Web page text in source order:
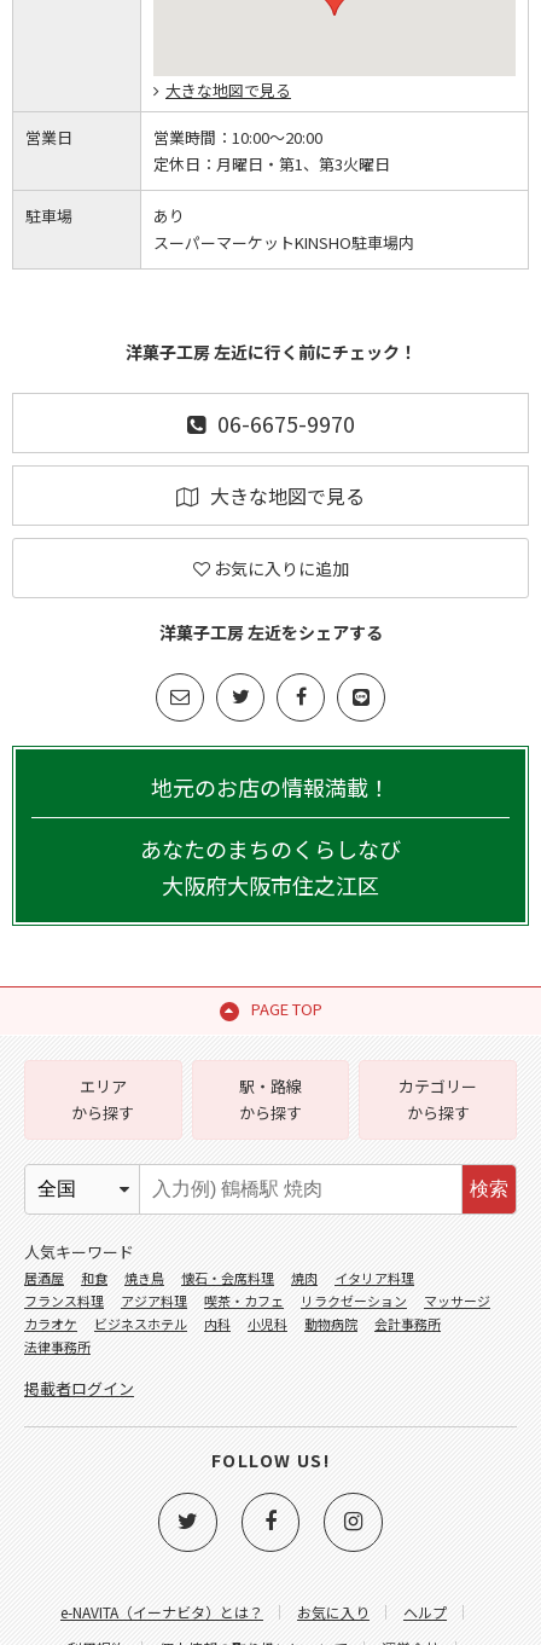
大きな地図で見る
営業日 営業時間： 10:00～20:00
定休日： 月曜日・第1、第3火曜日
駐車場
あり
スーパーマーケットKINSHO駐車場内
洋菓子工房 左近に行く前にチェック！
06-6675-9970
大きな地図で見る
お気に入りに追加
洋菓子工房 左近をシェアする
地元のお店の情報満載！
あなたのまちのくらしなび
大阪府大阪市住之江区
PAGE TOP
e-NAVITA（イーナビタ）とは？ お気に入り
ヘルプ
エリア
から探す
駅・路線
から探す
カテゴリー
から探す
検索
人気キーワード
居酒屋 和食 焼き鳥 懐石・会席料理 焼肉
イタリア料理
フランス料理
アジア料理 喫茶・カフェ リラクゼーション
マッサージ
カラオケ
ビジネスホテル 内科 小児科 動物病院
会計事務所
法律事務所
掲載者ログイン
FOLLOW US!